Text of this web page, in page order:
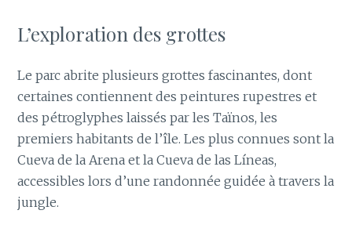
L’exploration des grottes
Le parc abrite plusieurs grottes fascinantes, dont
certaines contiennent des peintures rupestres et
des pétroglyphes laissés par les Taïnos, les
premiers habitants de l’île. Les plus connues sont la
Cueva de la Arena et la Cueva de las Líneas,
accessibles lors d’une randonnée guidée à travers la
jungle.